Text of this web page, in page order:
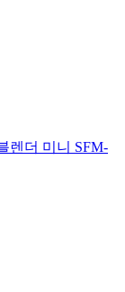
렌더 미니 SFM-